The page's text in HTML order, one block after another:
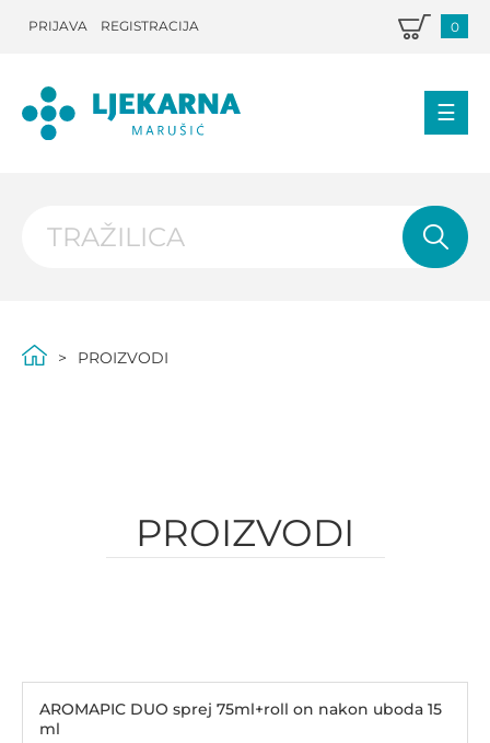
PRIJAVA REGISTRACIJA 0
PROIZVODI
PROIZVODI
AROMAPIC DUO sprej 75ml+roll on nakon uboda 15
ml